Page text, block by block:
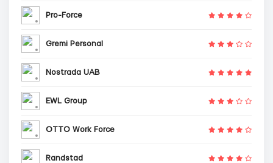
Pro-Force
Gremi Personal
Nostrada UAB
EWL Group
OTTO Work Force
Randstad